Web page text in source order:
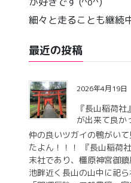
細々と走ることも継続
最近の投稿
2026年4月19日
『長山稲荷
が出来て良か
仲の良いツガイの鴨がい
たよん！！！ 『長山稲荷
末社であり、橿原神宮御
池畔近く長山の山中に祀